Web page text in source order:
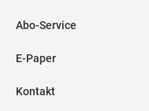
Abo-Service
E-Paper
Kontakt